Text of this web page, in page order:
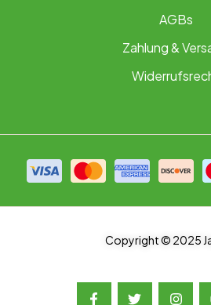
AGBs
Zahlung &
Copyright © 2025